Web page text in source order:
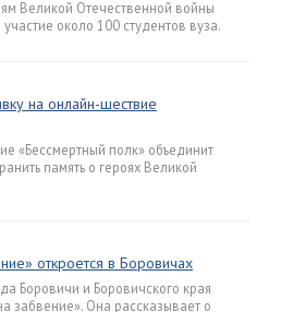
Великой Отечественной войны
около 100 студентов вуза.
на онлайн-шествие
«Бессмертный полк» объединит
память о героях Великой
откроется в Боровичах
Боровичи и Боровичского края
забвение». Она рассказывает о